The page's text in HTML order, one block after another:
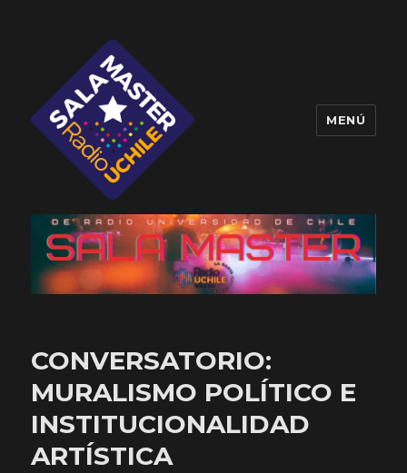
Sala Master
MENÚ
CONVERSATORIO:
MURALISMO POLÍTICO E
INSTITUCIONALIDAD
ARTÍSTICA